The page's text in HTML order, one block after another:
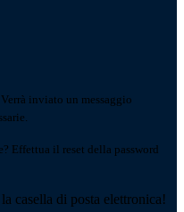
Verrà inviato un messaggio
Effettua il reset della password
casella di posta elettronica!